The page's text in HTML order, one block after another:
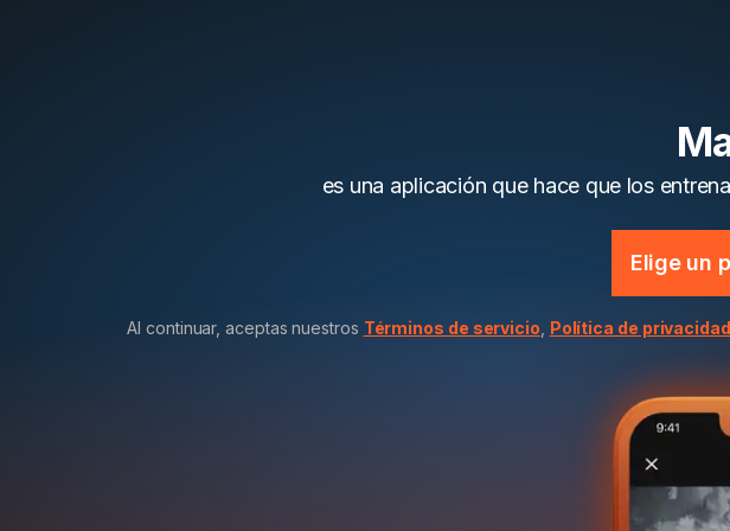
es una aplicación que hace que los
Elige un
Al continuar, aceptas nuestros Términos de servicio Política de privacidad